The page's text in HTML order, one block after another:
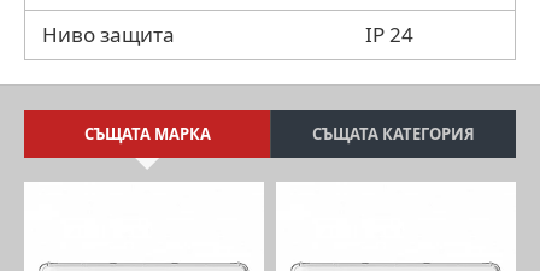
Ниво защита IP 24
СЪЩАТА МАРКА СЪЩАТА КАТЕГОРИЯ